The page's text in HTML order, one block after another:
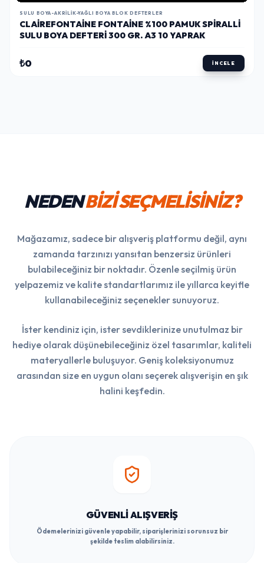
SULU BOYA-AKRILIK-YAĞLI BOYA BLOK DEFTERLER
CLAIREFONTAINE FONTAINE %100 PAMUK SPIRALLI
SULU BOYA DEFTERI 300 GR. A3 10 YAPRAK
₺0 İNCELE
NEDENBİZİ SEÇMELİSİNİZ?
Mağazamız, sadece bir alışveriş platformu değil, aynı
zamanda tarzınızı yansıtan benzersiz ürünleri
bulabileceğiniz bir noktadır. Özenle seçilmiş ürün
yelpazemiz ve kalite standartlarımız ile yıllarca keyifle
kullanabileceğiniz seçenekler sunuyoruz.
İster kendiniz için, ister sevdiklerinize unutulmaz bir
hediye olarak düşünebileceğiniz özel tasarımlar, kaliteli
materyallerle buluşuyor. Geniş koleksiyonumuz
arasından size en uygun olanı seçerek alışverişin en şık
halini keşfedin.
GÜVENLI ALIŞVERIŞ
Ödemelerinizi güvenle yapabilir, siparişlerinizi sorunsuz bir
şekilde teslim alabilirsiniz.